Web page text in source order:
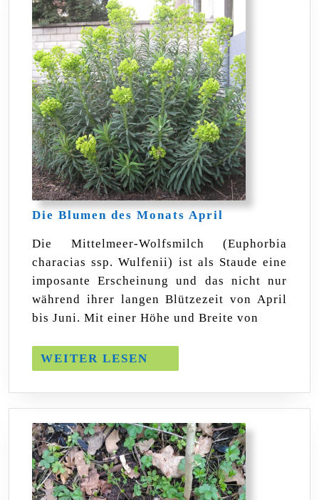
Die Blumen des Monats April
Die
Monats
April
Die Mittelmeer-Wolfsmilch (Euphorbia
characias ssp. Wulfenii) ist als Staude eine
imposante Erscheinung und das nicht nur
während ihrer langen Blützezeit von April
bis Juni. Mit einer Höhe und Breite von
WEITER LESEN